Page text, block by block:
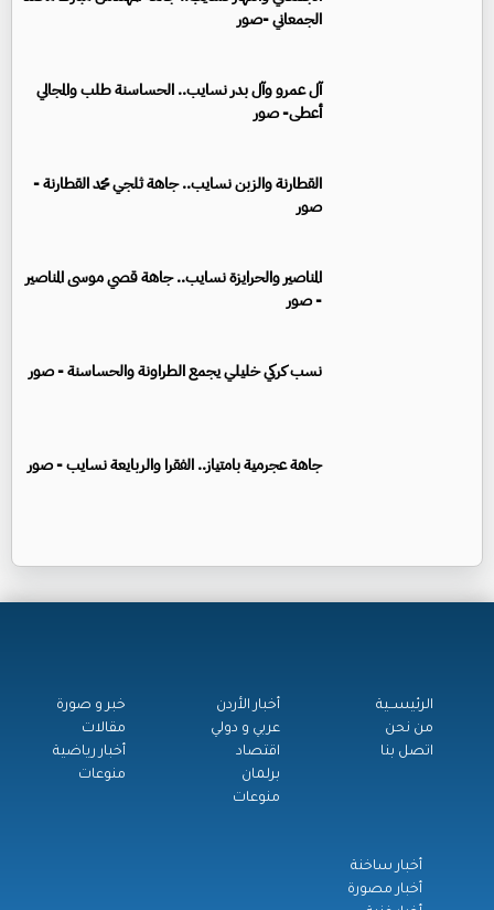
الجمعاني -صور
آل عمرو وآل بدر نسايب.. الحساسنة طلب والمجالي
أعطى- صور
القطارنة والزبن نسايب.. جاهة ثلجي محمد القطارنة -
صور
المناصير والحرايزة نسايب.. جاهة قصي موسى المناصير
- صور
نسب كركي خليلي يجمع الطراونة والحساسنة - صور
جاهة عجرمية بامتياز.. الفقرا والربايعة نسايب - صور
الرئيســية
من نحن
اتصل بنا
أخبار الأردن
عربي و دولي
اقتصاد
برلمان
منوعات
خبر و صورة
مقالات
أخبار رياضية
منوعات
أخبار ساخنة
أخبار مصورة